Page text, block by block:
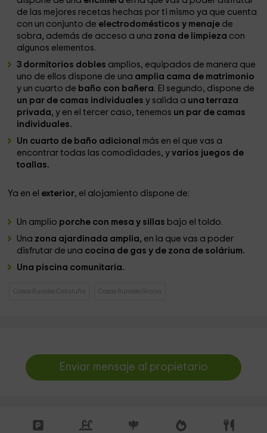
de las mejores recetas hechas por ti mismo ya que cuenta
con un conjunto de electrodomésticos y menaje de
sobra, además de acceso a una zona de limpieza con
algunos elementos.
3 dormitorios dobles amplios, equipados de manera que
uno de ellos dispone de una amplia cama de matrimonio
y un cuarto de baño con bañera. El segundo, dispone de
un par de camas individuales y salida a una terraza
privada, y en el tercer caso, tenemos un par de camas
individuales.
Un cuarto de baño adicional más en el que vas a
encontrar todas las comodidades, yvarios juegos de
toallas.
Ya en el exterior, el alojamiento dispone de:
Un amplio porche con mesa y sillas bajo el toldo.
Una zona ajardinada amplia, en la que vas a poder
disfrutar de una cocina de gas y de zona de solárium.
Una piscina comunitaria.
Casas Rurales Cataluña Casas Rurales Girona
Enviar mensaje al propietario